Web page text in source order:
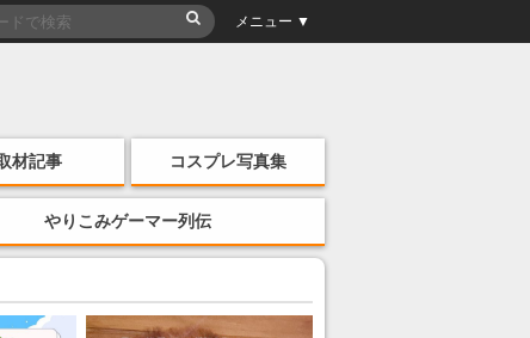
メニュー ▼
材記事 コスプレ写真集
やりこみゲーマー列伝